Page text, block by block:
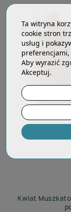
Kwiat
Ta witryna
cookie stron
usług i
Aby wyrazić
Akceptuj.